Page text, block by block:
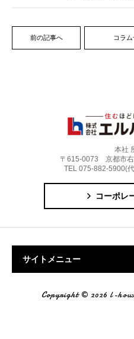
前の記事へ コラ
本社
〒615-0073 京都市右
TEL 075-882-5900(
コーポレ
サイトメニュー
Copyright © 2026 l-